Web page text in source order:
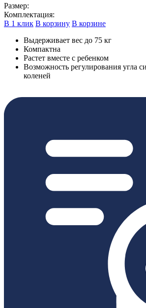
Размер:
Комплектация:
В 1 клик В корзину В корзине
Выдерживает вес до 75 кг
Компактна
Растет вместе с ребенком
Возможность регулирования угла
коленей